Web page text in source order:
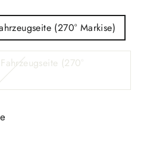
(270° Markise)
(270°